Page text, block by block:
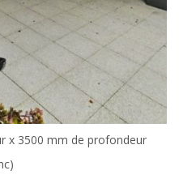
x 3500 mm de profondeur